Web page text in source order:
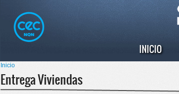
principal
Menú principal
INICIO
Se encuentra usted aquí
Inicio
Entrega Viviendas